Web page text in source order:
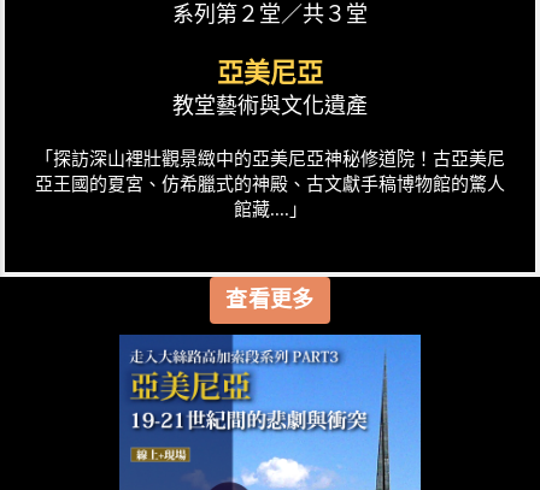
系列第２堂／共３堂
亞美尼亞
教堂藝術與文化遺產
「探訪深山裡壯觀景緻中的亞美尼亞神秘修道院！古亞美尼
亞王國的夏宮、仿希臘式的神殿、古文獻手稿博物館的驚人
館藏....」
查看更多